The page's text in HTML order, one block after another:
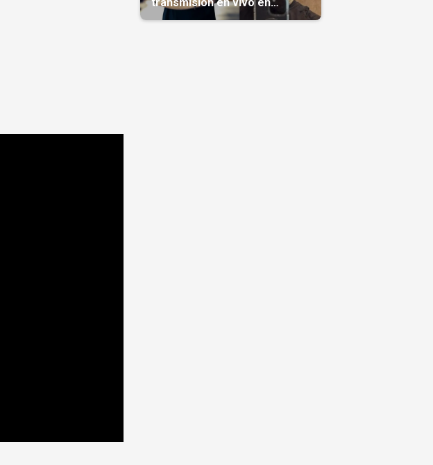
Sinaloa(Video)